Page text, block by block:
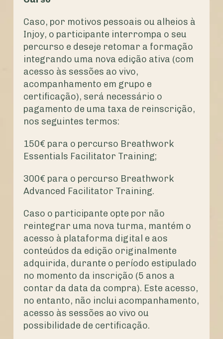
Caso, por motivos pessoais ou alheios à
Injoy, o participante interrompa o seu
percurso e deseje retomar a formação
integrando uma nova edição ativa (com
acesso às sessões ao vivo,
acompanhamento em grupo e
certificação), será necessário o
pagamento de uma taxa de reinscrição,
nos seguintes termos:
150€ para o percurso Breathwork
Essentials Facilitator Training;
300€ para o percurso Breathwork
Advanced Facilitator Training.
Caso o participante opte por não
reintegrar uma nova turma, mantém o
acesso à plataforma digital e aos
conteúdos da edição originalmente
adquirida, durante o período estipulado
no momento da inscrição (5 anos a
contar da data da compra). Este acesso,
no entanto, não inclui acompanhamento,
acesso às sessões ao vivo ou
possibilidade de certificação.